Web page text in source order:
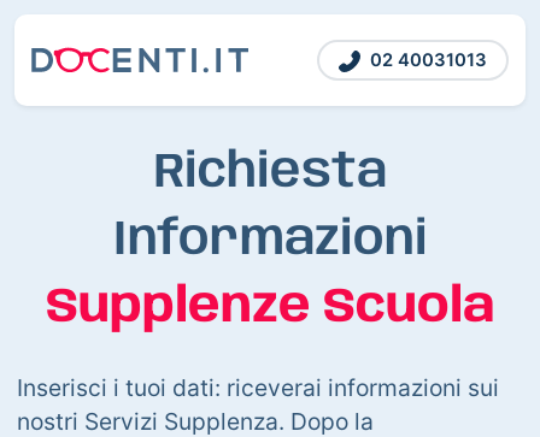
02 40031013
Richiesta
Informazioni
Supplenze Scuola
Inserisci i tuoi dati: riceverai informazioni sui
nostri Servizi Supplenza. Dopo la